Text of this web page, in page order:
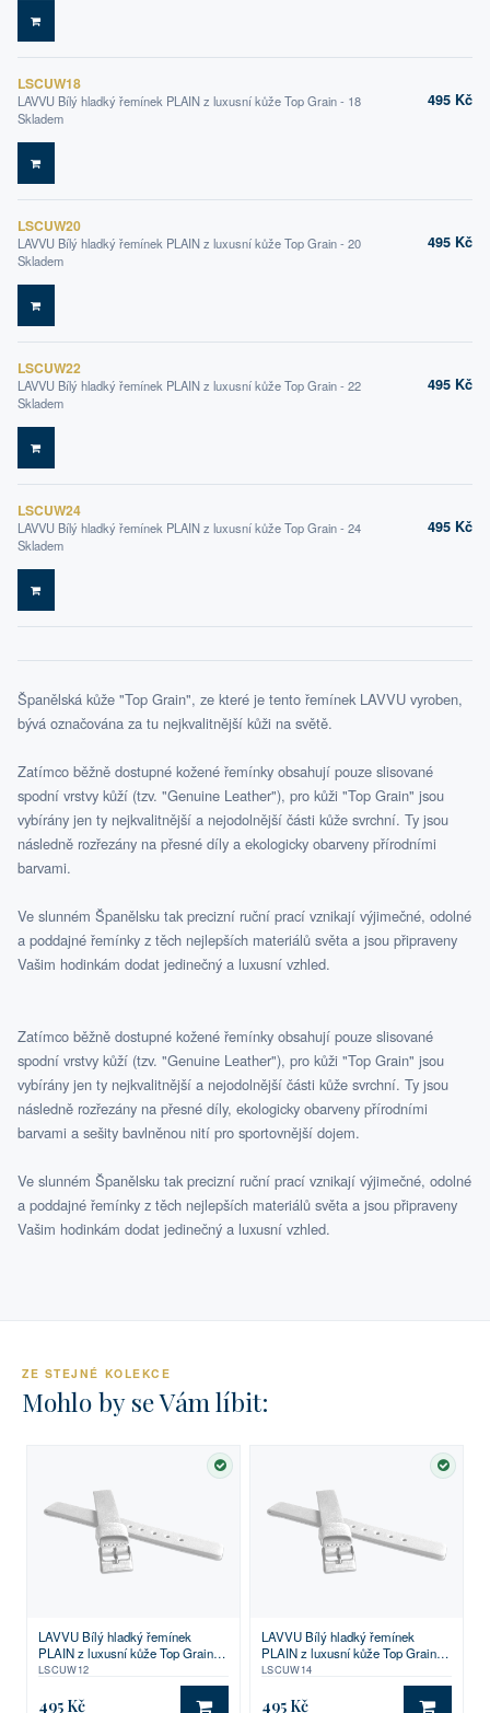
DO KOŠÍKU
LSCUW18
LAVVU Bílý hladký řemínek PLAIN z luxusní kůže Top Grain - 18
Skladem
495 Kč
DO KOŠÍKU
LSCUW20
LAVVU Bílý hladký řemínek PLAIN z luxusní kůže Top Grain - 20
Skladem
495 Kč
DO KOŠÍKU
LSCUW22
LAVVU Bílý hladký řemínek PLAIN z luxusní kůže Top Grain - 22
Skladem
495 Kč
DO KOŠÍKU
LSCUW24
LAVVU Bílý hladký řemínek PLAIN z luxusní kůže Top Grain - 24
Skladem
495 Kč
DO KOŠÍKU
Španělská kůže "Top Grain", ze které je tento řemínek LAVVU vyroben,
bývá označována za tu nejkvalitnější kůži na světě.
Zatímco běžně dostupné kožené řemínky obsahují pouze slisované
spodní vrstvy kůží (tzv. "Genuine Leather"), pro kůži "Top Grain" jsou
vybírány jen ty nejkvalitnější a nejodolnější části kůže svrchní. Ty jsou
následně rozřezány na přesné díly a ekologicky obarveny přírodními
barvami.
Ve slunném Španělsku tak precizní ruční prací vznikají výjimečné, odolné
a poddajné řemínky z těch nejlepších materiálů světa a jsou připraveny
Vašim hodinkám dodat jedinečný a luxusní vzhled.
Zatímco běžně dostupné kožené řemínky obsahují pouze slisované
spodní vrstvy kůží (tzv. "Genuine Leather"), pro kůži "Top Grain" jsou
vybírány jen ty nejkvalitnější a nejodolnější části kůže svrchní. Ty jsou
následně rozřezány na přesné díly, ekologicky obarveny přírodními
barvami a sešity bavlněnou nití pro sportovnější dojem.
Ve slunném Španělsku tak precizní ruční prací vznikají výjimečné, odolné
a poddajné řemínky z těch nejlepších materiálů světa a jsou připraveny
Vašim hodinkám dodat jedinečný a luxusní vzhled.
ZE STEJNÉ KOLEKCE
Mohlo by se Vám líbit:
SKLADEM
LAVVU Bílý hladký řemínek
PLAIN z luxusní kůže Top Grain -
12
LSCUW12
495 Kč
LAVVU Bílý hladký řemínek
PLAIN z luxusní kůže Top Grain -
14
LSCUW14
495 Kč